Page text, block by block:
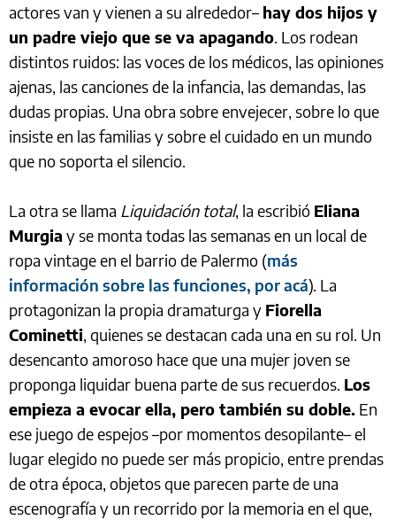
actores van y vienen a su alrededor–hay dos hijos y
un padre viejo que se va apagando . Los rodean
distintos ruidos: las voces de los médicos, las opiniones
ajenas, las canciones de la infancia, las demandas, las
dudas propias. Una obra sobre envejecer, sobre lo que
insiste en las familias y sobre el cuidado en un mundo
que no soporta el silencio.
La otra se llama Liquidación total, la escribió Eliana
Murgia y se monta todas las semanas en un local de
ropa vintage en el barrio de Palermo (más
información sobre las funciones, por acá). La
protagonizan la propia dramaturga y Fiorella
Cominetti , quienes se destacan cada una en su rol. Un
desencanto amoroso hace que una mujer joven se
proponga liquidar buena parte de sus recuerdos. Los
empieza a evocar ella, pero también su doble. En
ese juego de espejos –por momentos desopilante– el
lugar elegido no puede ser más propicio, entre prendas
de otra época, objetos que parecen parte de una
escenografía y un recorrido por la memoria en el que,